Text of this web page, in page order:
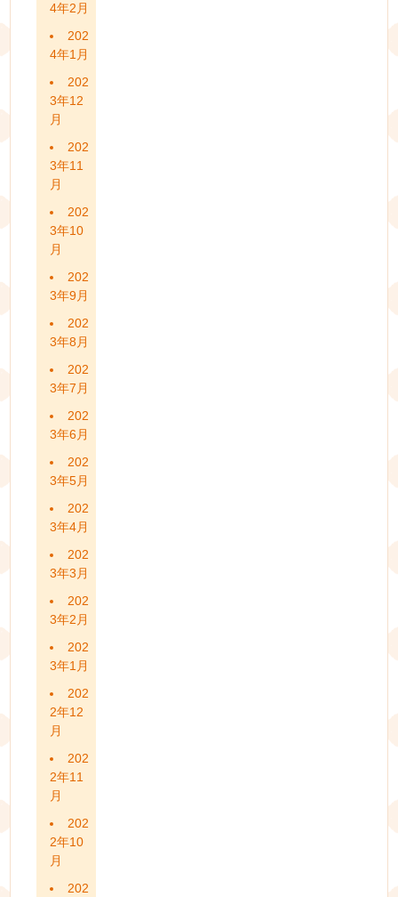
4年2月
202
4年1月
202
3年12
月
202
3年11
月
202
3年10
月
202
3年9月
202
3年8月
202
3年7月
202
3年6月
202
3年5月
202
3年4月
202
3年3月
202
3年2月
202
3年1月
202
2年12
月
202
2年11
月
202
2年10
月
202